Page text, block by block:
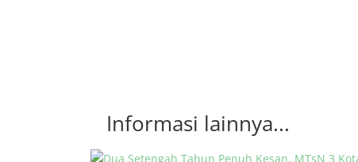
Informasi lainnya...